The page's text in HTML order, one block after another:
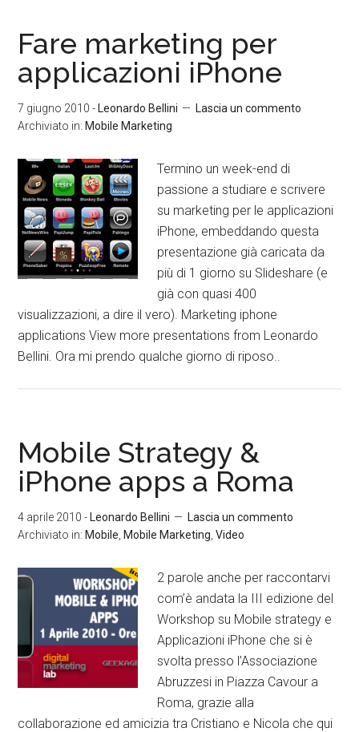
Fare marketing per
applicazioni iPhone
7 giugno 2010 - Leonardo Bellini
Lascia un commento
Archiviato in: Mobile Marketing
Termino un week-end di
passione a studiare e scrivere
su marketing per le applicazioni
iPhone, embeddando questa
presentazione già caricata da
più di 1 giorno su Slideshare (e
già con quasi 400
visualizzazioni, a dire il vero). Marketing iphone
applications View more presentations from Leonardo
Bellini. Ora mi prendo qualche giorno di riposo..
Mobile Strategy &
iPhone apps a Roma
4 aprile 2010 - Leonardo Bellini
Lascia un commento
Archiviato in: Mobile Mobile Marketing ,Video
2 parole anche per raccontarvi
com’è andata la III edizione del
Workshop su Mobile strategy e
Applicazioni iPhone che si è
svolta presso l’Associazione
Abruzzesi in Piazza Cavour a
Roma, grazie alla
collaborazione ed amicizia tra Cristiano e Nicola che qui